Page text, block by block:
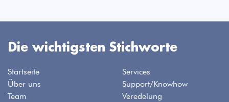
Die wichtigsten Stichworte
Startseite
Über uns
Team
Services
Support/Knowhow
Veredelung